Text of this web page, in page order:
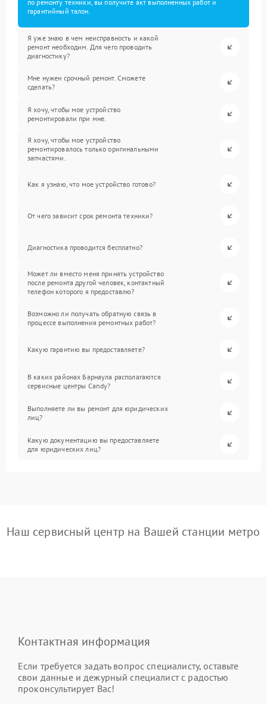
по ремонту техники, вы получите акт выполненных работ и
гарантийный талон.
Я уже знаю в чем неисправность и какой
ремонт необходим. Для чего проводить
диагностику?
Мне нужен срочный ремонт. Сможете
сделать?
Я хочу, чтобы мое устройство
ремонтировали при мне.
Я хочу, чтобы мое устройство
ремонтировалось только оригинальными
запчастями.
Как я узнаю, что мое устройство готово?
От чего зависит срок ремонта техники?
Диагностика проводится бесплатно?
Может ли вместо меня принять устройство
после ремонта другой человек, контактный
телефон которого я предоставлю?
Возможно ли получать обратную связь в
процессе выполнения ремонтных работ?
Какую гарантию вы предоставляете?
В каких районах Барнаула располагаются
сервисные центры Candy?
Выполняете ли вы ремонт для юридических
лиц?
Какую документацию вы предоставляете
для юридических лиц?
Наш сервисный центр на Вашей станции метро
Контактная информация
Если требуется задать вопрос специалисту, оставьте
свои данные и дежурный специалист с радостью
проконсультирует Вас!